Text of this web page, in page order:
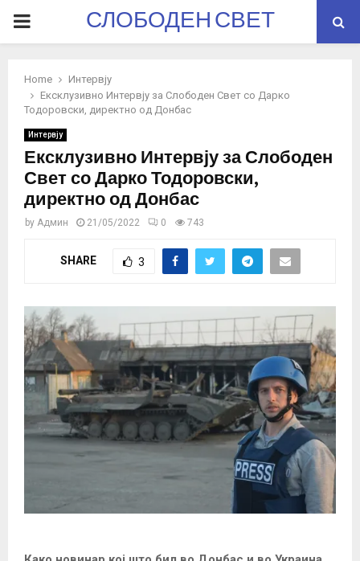
PRIMARYСЛОБОДЕН СВЕТ
Home
Интервју
Ексклузивно Интервју за Слободен Свет со Дарко
Тодоровски, директно од Донбас
Интервју
Ексклузивно Интервју за Слободен
Свет со Дарко Тодоровски,
директно од Донбас
by Админ 21/05/2022 0 743
SHARE 3